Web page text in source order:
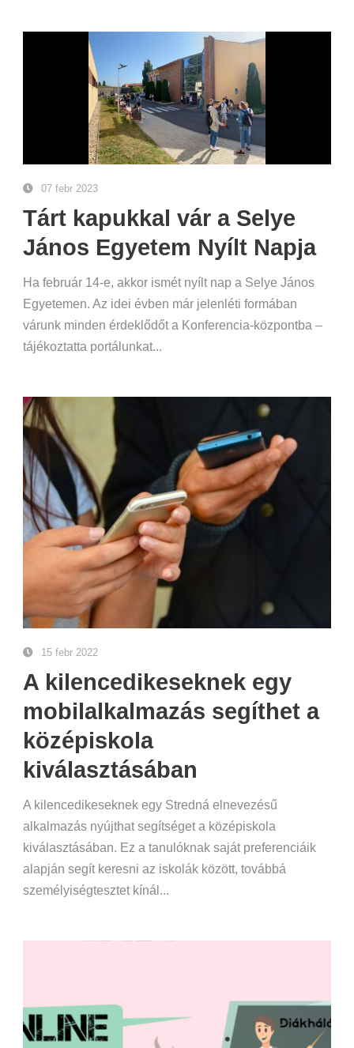
07 febr 2023
Tárt kapukkal vár a Selye
János Egyetem Nyílt Napja
Ha február 14-e, akkor ismét nyílt nap a Selye János
Egyetemen. Az idei évben már jelenléti formában
várunk minden érdeklődőt a Konferencia-központba –
tájékoztatta portálunkat...
15 febr 2022
A kilencedikeseknek egy
mobilalkalmazás segíthet a
középiskola
kiválasztásában
A kilencedikeseknek egy Stredná elnevezésű
alkalmazás nyújthat segítséget a középiskola
kiválasztásában. Ez a tanulóknak saját preferenciáik
alapján segít keresni az iskolák között, továbbá
személyiségtesztet kínál...